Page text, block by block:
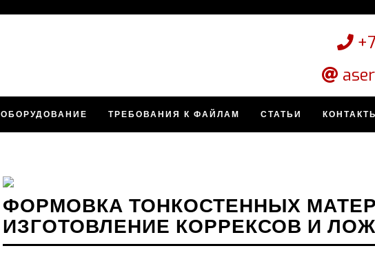
ОБОРУДОВАНИЕ ТРЕБОВАНИЯ К ФАЙЛАМ СТАТЬИ
ФОРМОВКА ТОНКОСТЕННЫХ
ИЗГОТОВЛЕНИЕ КОРРЕКСОВ И